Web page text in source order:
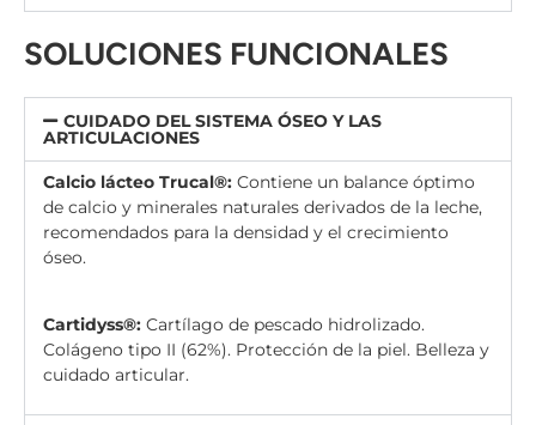
SOLUCIONES FUNCIONALES
CUIDADO DEL SISTEMA ÓSEO Y LAS
ARTICULACIONES
Calcio lácteo Trucal®: Contiene un balance óptimo
de calcio y minerales naturales derivados de la leche,
recomendados para la densidad y el crecimiento
óseo.
Cartidyss®: Cartílago de pescado hidrolizado.
Colágeno tipo II (62%). Protección de la piel. Belleza y
cuidado articular.